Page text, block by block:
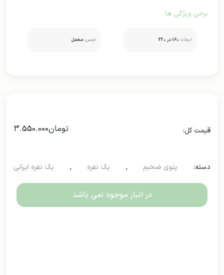
برخی ویژگی ها:
ابعاد: 160 در 220 جنس: مخمل
تومان3.550.000
دسته: پتوی ضخیم , یک نفره , یک نفره ایرانی
در انبار موجود نمی باشد